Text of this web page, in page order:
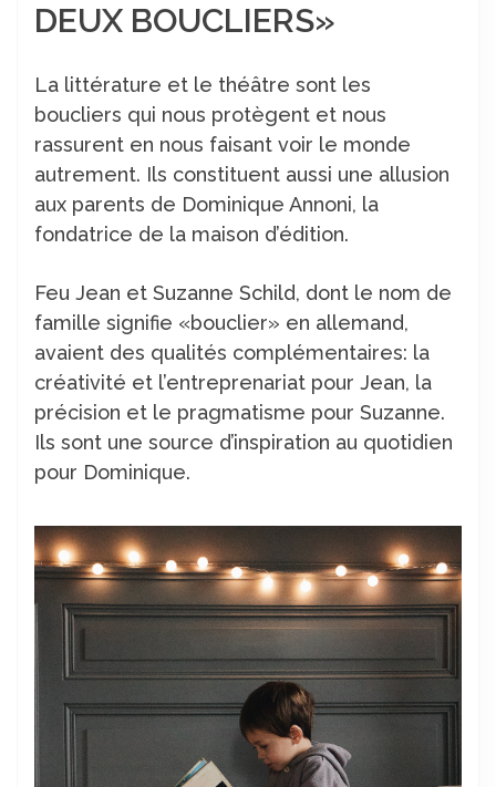
DEUX BOUCLIERS»
La littérature et le théâtre sont les
boucliers qui nous protègent et nous
rassurent en nous faisant voir le monde
autrement. Ils constituent aussi une allusion
aux parents de Dominique Annoni, la
fondatrice de la maison d’édition.
Feu Jean et Suzanne Schild, dont le nom de
famille signifie «bouclier» en allemand,
avaient des qualités complémentaires: la
créativité et l’entreprenariat pour Jean, la
précision et le pragmatisme pour Suzanne.
Ils sont une source d’inspiration au quotidien
pour Dominique.